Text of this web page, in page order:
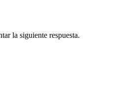
la siguiente respuesta.